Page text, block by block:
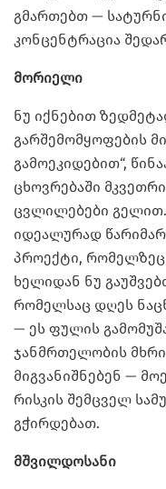
გმართებთ —
კონცენტრაცია
მორიელი
ნუ იქნებით
გარშემომყოფების
გამოეკიდებით“,
ცხოვრებაში
ცვლილებები გელით.
იდეალურად
პროექტი,
ხელიდან ნუ
რომელსაც დღეს
— ეს ფულის
ჯანმრთელობის
მიგვანიშნებენ —
რისკის შემცველ
გჭირდებათ.
მშვილდოსანი